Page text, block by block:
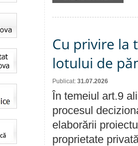
Cu privire la
lotului de
Publicat: 31.07.2026
În temeiul art.9
procesul
elaborării
proprietate